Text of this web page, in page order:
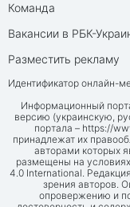
Команда
Вакансии в РБК-
Разместить рекламу
Идентификатор онлайн-
Информационный
версию (украинскую,
портала – https://
принадлежат их
авторами которых
размещены на
4.0 International.
зрения авторов.
опровержению и